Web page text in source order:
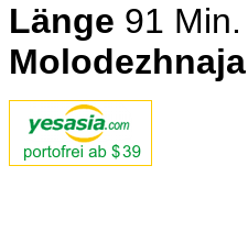
Länge 91 Min.